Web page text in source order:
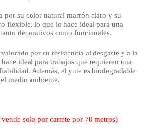
por su color natural marrón claro y su
flexible, lo que lo hace ideal para una
decorativos como funcionales.
por su resistencia al desgaste y a la
ideal para trabajos que requieren una
Además, el yute es biodegradable
medio ambiente.
vende solo por carrete por 70 metros)